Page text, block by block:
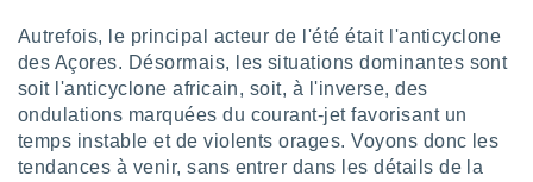
un
la
du
Autrefois, le principal acteur de l'été était l'anticyclone
des Açores. Désormais, les situations dominantes sont
soit l'anticyclone africain, soit, à l'inverse, des
ondulations marquées du courant-jet favorisant un
temps instable et de violents orages. Voyons donc les
tendances à venir, sans entrer dans les détails de la